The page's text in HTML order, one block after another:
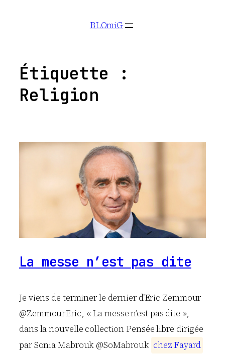
BLOmiG
Étiquette :
Religion
La messe n’est pas dite
Je viens de terminer le dernier d’Eric Zemmour
@ZemmourEric, « La messe n’est pas dite »,
dans la nouvelle collection Pensée libre dirigée
par Sonia Mabrouk @SoMabrouk chez Fayard